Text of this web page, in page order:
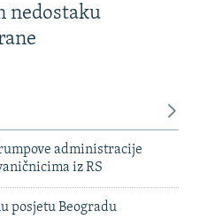
nedostaku
administracije
iz RS
posjetu Beogradu